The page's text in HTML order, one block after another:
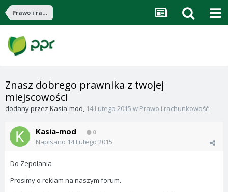
Prawo i rachunkowość
Znasz dobrego prawnika z twojej
miejscowości
dodany przez Kasia-mod, 14 Lutego 2015 w Prawo i rachunkowość
Kasia-mod 0
Napisano 14 Lutego 2015
Do Zepolania
Prosimy o reklam na naszym forum.